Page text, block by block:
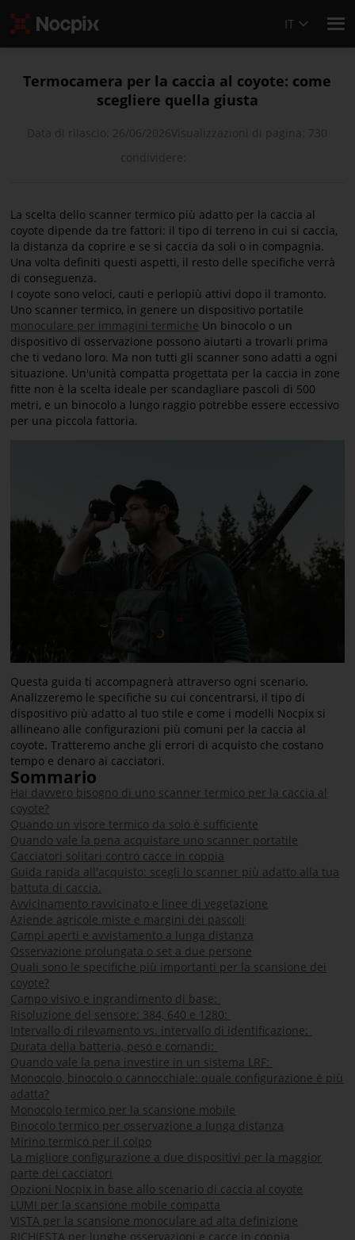
IT
Termocamera per la caccia al coyote: come
scegliere quella giusta
Data di rilascio: 26/06/2026 Visualizzazioni di pagina: 730
condividere:
La scelta dello scanner termico più adatto per la caccia al
coyote dipende da tre fattori: il tipo di terreno in cui si caccia,
la distanza da coprire e se si caccia da soli o in compagnia.
Una volta definiti questi aspetti, il resto delle specifiche verrà
di conseguenza.
I coyote sono veloci, cauti e perlopiù attivi dopo il tramonto.
Uno scanner termico, in genere un dispositivo portatile
monoculare per immagini termiche Un binocolo o un
dispositivo di osservazione possono aiutarti a trovarli prima
che ti vedano loro. Ma non tutti gli scanner sono adatti a ogni
situazione. Un'unità compatta progettata per la caccia in zone
fitte non è la scelta ideale per scandagliare pascoli di 500
metri, e un binocolo a lungo raggio potrebbe essere eccessivo
per una piccola fattoria.
Questa guida ti accompagnerà attraverso ogni scenario.
Analizzeremo le specifiche su cui concentrarsi, il tipo di
dispositivo più adatto al tuo stile e come i modelli Nocpix si
allineano alle configurazioni più comuni per la caccia al
coyote. Tratteremo anche gli errori di acquisto che costano
tempo e denaro ai cacciatori.
Sommario
Hai davvero bisogno di uno scanner termico per la caccia al
coyote?
Quando un visore termico da solo è sufficiente
Quando vale la pena acquistare uno scanner portatile
Cacciatori solitari contro cacce in coppia
Guida rapida all'acquisto: scegli lo scanner più adatto alla tua
battuta di caccia.
Avvicinamento ravvicinato e linee di vegetazione
Aziende agricole miste e margini dei pascoli
Campi aperti e avvistamento a lunga distanza
Osservazione prolungata o set a due persone
Quali sono le specifiche più importanti per la scansione dei
coyote?
Campo visivo e ingrandimento di base:
Risoluzione del sensore: 384, 640 e 1280:
Intervallo di rilevamento vs. intervallo di identificazione:
Durata della batteria, peso e comandi:
Quando vale la pena investire in un sistema LRF:
Monocolo, binocolo o cannocchiale: quale configurazione è più
adatta?
Monocolo termico per la scansione mobile
Binocolo termico per osservazione a lunga distanza
Mirino termico per il colpo
La migliore configurazione a due dispositivi per la maggior
parte dei cacciatori
Opzioni Nocpix in base allo scenario di caccia al coyote
LUMI per la scansione mobile compatta
VISTA per la scansione monoculare ad alta definizione
RICHIESTA per lunghe osservazioni e cacce in coppia